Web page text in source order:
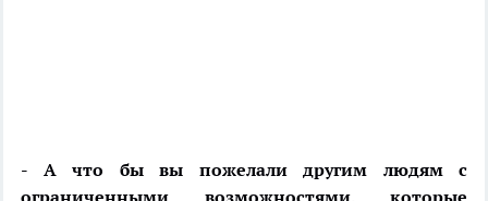
- А что бы вы пожелали другим людям с